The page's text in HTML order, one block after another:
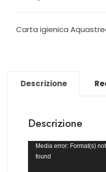
Carta igienica
Descrizione
Descrizione
Video
Player
Media error: Format(s)
found